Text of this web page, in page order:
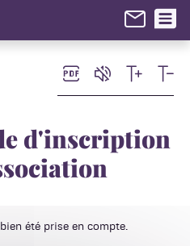
d'inscription
été prise en compte.